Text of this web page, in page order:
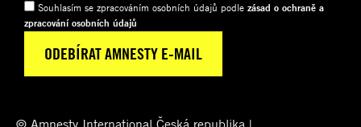
Souhlasím se zpracováním osobních údajů podle zásad o ochraně a
zpracování osobních údajů
© Amnesty International Česká republika |